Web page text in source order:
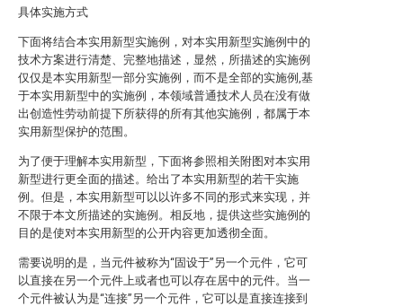
具体实施方式
下面将结合本实用新型实施例，对本实用新型实施例中的
技术方案进行清楚、完整地描述，显然，所描述的实施例
仅仅是本实用新型一部分实施例，而不是全部的实施例,基
于本实用新型中的实施例，本领域普通技术人员在没有做
出创造性劳动前提下所获得的所有其他实施例，都属于本
实用新型保护的范围。
为了便于理解本实用新型，下面将参照相关附图对本实用
新型进行更全面的描述。给出了本实用新型的若干实施
例。但是，本实用新型可以以许多不同的形式来实现，并
不限于本文所描述的实施例。相反地，提供这些实施例的
目的是使对本实用新型的公开内容更加透彻全面。
需要说明的是，当元件被称为“固设于”另一个元件，它可
以直接在另一个元件上或者也可以存在居中的元件。当一
个元件被认为是“连接”另一个元件，它可以是直接连接到